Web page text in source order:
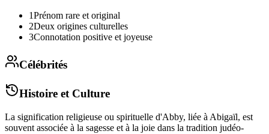
1Prénom rare et original
2Deux origines culturelles
3Connotation positive et joyeuse
Célébrités
Histoire et Culture
La signification religieuse ou spirituelle d'Abby, liée à Abigaïl, est
souvent associée à la sagesse et à la joie dans la tradition judéo-